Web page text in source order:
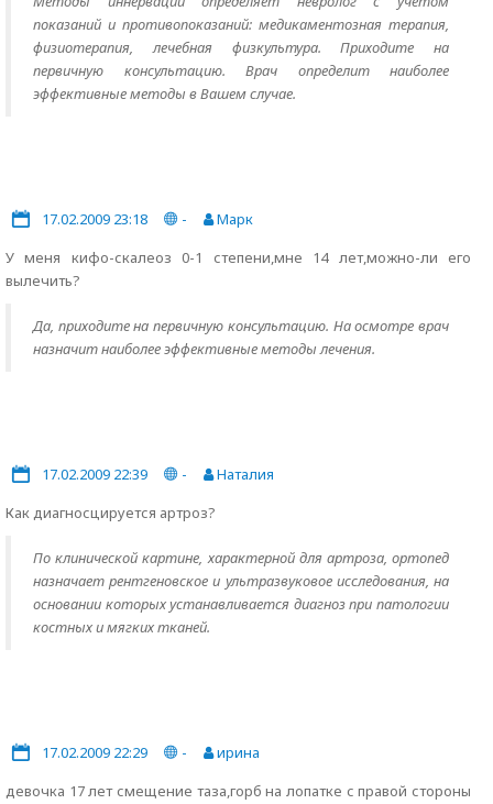
показаний и противопоказаний: медикаментозная терапия,
физиотерапия, лечебная физкультура. Приходите на
первичную консультацию. Врач определит наиболее
эффективные методы в Вашем случае.
17.02.2009 23:18 -
Марк
У меня кифо-скалеоз 0-1 степени,мне 14 лет,можно-ли его
вылечить?
Да, приходите на первичную консультацию. На осмотре врач
назначит наиболее эффективные методы лечения.
17.02.2009 22:39 -
Наталия
Как диагносцируется артроз?
По клинической картине, характерной для артроза, ортопед
назначает рентгеновское и ультразвуковое исследования, на
основании которых устанавливается диагноз при патологии
костных и мягких тканей.
17.02.2009 22:29 -
ирина
девочка 17 лет смещение таза,горб на лопатке с правой стороны